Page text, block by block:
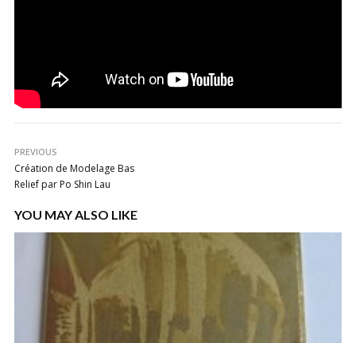
PREVIOUS
Création de Modelage Bas
Relief par Po Shin Lau
YOU MAY ALSO LIKE